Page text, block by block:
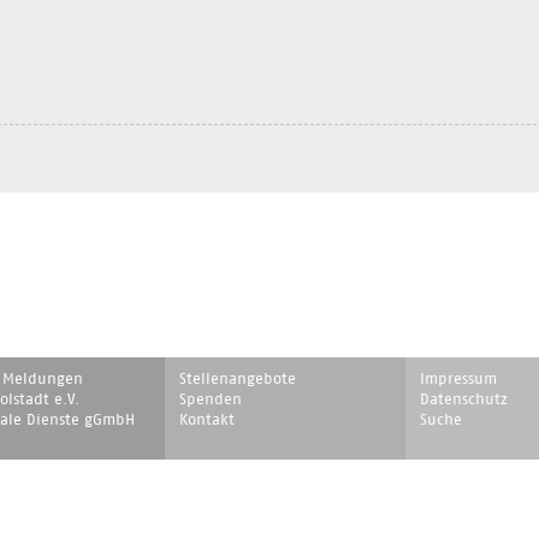
e.V.
Dienste gGmbH
Navigation
überspringen
Stellenangebote
Spenden
Kontakt
Navigation
überspringen
Impressum
Datenschutz
Suche